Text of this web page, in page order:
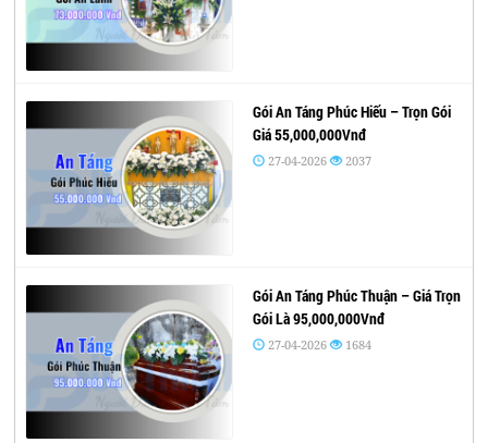
Gói An Táng Phúc Hiếu – Trọn Gói
Giá 55,000,000Vnđ
27-04-2026 2037
Gói An Táng Phúc Thuận – Giá Trọn
Gói Là 95,000,000Vnđ
27-04-2026 1684